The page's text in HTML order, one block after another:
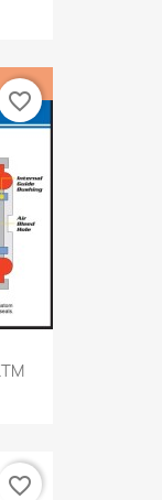
favorite_border
favorite_border